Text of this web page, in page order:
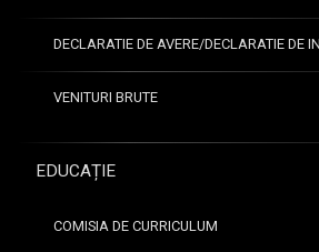
DECLARATIE DE AVERE/DECLARATIE DE
VENITURI BRUTE
EDUCAȚIE
COMISIA DE CURRICULUM